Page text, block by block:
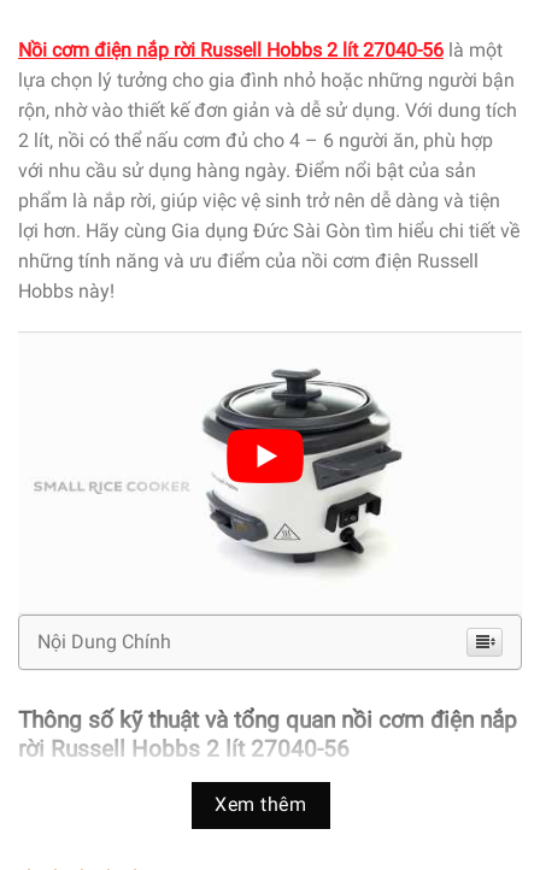
Nồi cơm điện nắp rời Russell Hobbs 2 lít 27040-56 là một
lựa chọn lý tưởng cho gia đình nhỏ hoặc những người bận
rộn, nhờ vào thiết kế đơn giản và dễ sử dụng. Với dung tích
2 lít, nồi có thể nấu cơm đủ cho 4 – 6 người ăn, phù hợp
với nhu cầu sử dụng hàng ngày. Điểm nổi bật của sản
phẩm là nắp rời, giúp việc vệ sinh trở nên dễ dàng và tiện
lợi hơn. Hãy cùng Gia dụng Đức Sài Gòn tìm hiểu chi tiết về
những tính năng và ưu điểm của nồi cơm điện Russell
Hobbs này!
Nội Dung Chính
Thông số kỹ thuật và tổng quan nồi cơm điện nắp
rời Russell Hobbs 2 lít 27040-56
Xem thêm